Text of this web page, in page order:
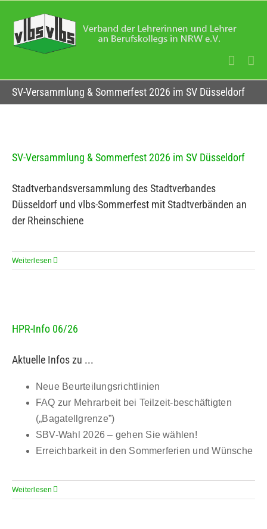
Inhalt
springen
SV-Versammlung & Sommerfest 2026 im SV Düsseldorf
SV-Versammlung & Sommerfest 2026 im SV Düsseldorf
Stadtverbandsversammlung des Stadtverbandes
Düsseldorf und vlbs-Sommerfest mit Stadtverbänden an
der Rheinschiene
Weiterlesen
HPR-Info 06/26
Aktuelle Infos zu ...
Neue Beurteilungsrichtlinien
FAQ zur Mehrarbeit bei Teilzeit-beschäftigten
(„Bagatellgrenze”)
SBV-Wahl 2026 – gehen Sie wählen!
Erreichbarkeit in den Sommerferien und Wünsche
Weiterlesen